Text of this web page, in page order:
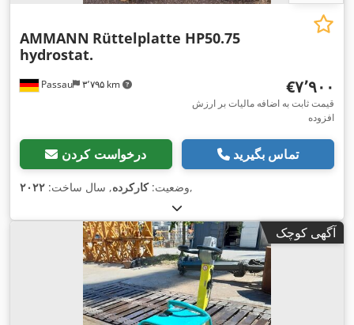
Passau ۳٬۷۹۵ km
AMMANN Rüttelplatte HP50.75
hydrostat.
‎€۷٬۹۰۰
قیمت ثابت به اضافه مالیات بر ارزش
افزوده
درخواست کردن تماس بگیرید
وضعیت:کارکرده, سال ساخت: ۲۰۲۲ ,
آگهی کوچک